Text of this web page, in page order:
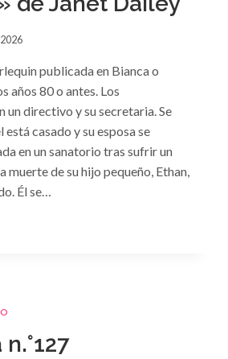
publicada en Bianca o
años 80 o antes. Los
un directivo y su secretaria. Se
está casado y su esposa se
en un sanatorio tras sufrir un
muerte de su hijo pequeño, Ethan,
Él se…